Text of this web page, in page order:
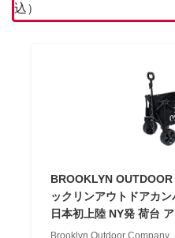
込）
BROOKLYN
ックリンアウトドアカ
日本初上陸 NY発 荷台
Brooklyn Outdoor Company